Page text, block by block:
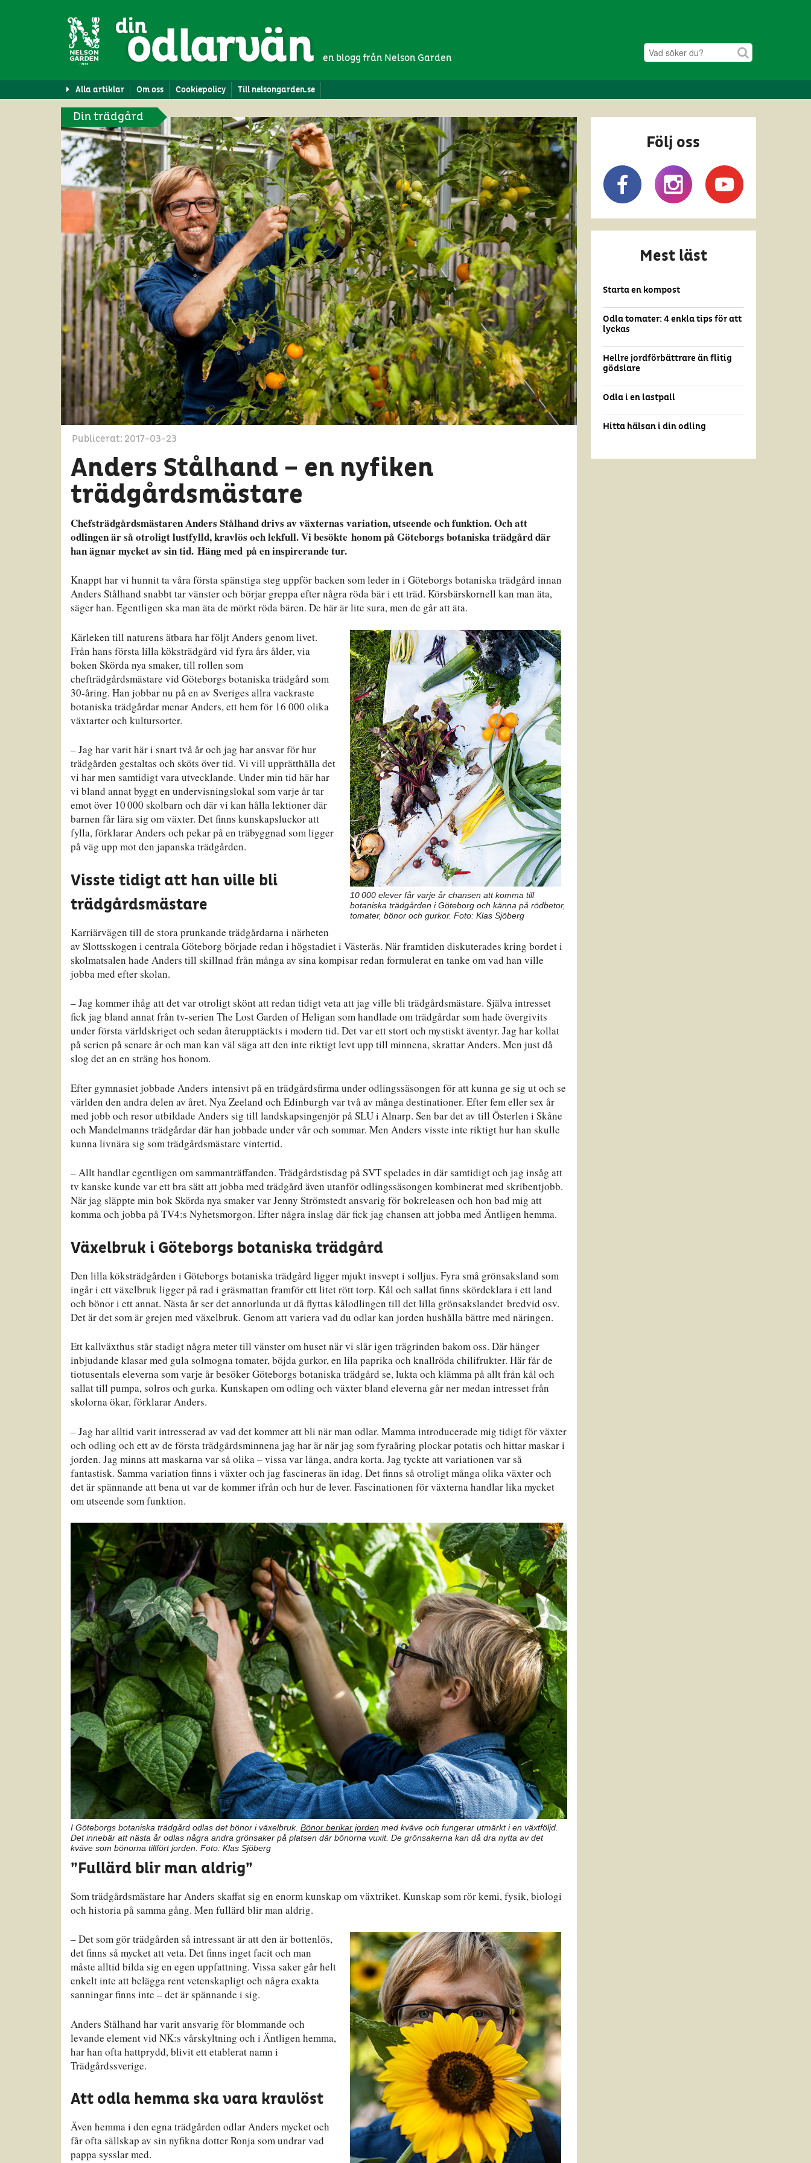
en blogg från Nelson Garden
Alla artiklar Om oss Cookiepolicy Till nelsongarden.se
Din trädgård
Publicerat: 2017-03-23
Anders Stålhand – en nyfiken
trädgårdsmästare
Chefsträdgårdsmästaren Anders Stålhand drivs av växternas variation, utseende och funktion. Och att
odlingen är så otroligt lustfylld, kravlös och lekfull. Vi besökte honom på Göteborgs botaniska trädgård där
han ägnar mycket av sin tid. Häng med på en inspirerande tur.
Knappt har vi hunnit ta våra första spänstiga steg uppför backen som leder in i Göteborgs botaniska trädgård innan
Anders Stålhand snabbt tar vänster och börjar greppa efter några röda bär i ett träd. Körsbärskornell kan man äta,
säger han. Egentligen ska man äta de mörkt röda bären. De här är lite sura, men de går att äta.
10 000 elever får varje år chansen att komma till
botaniska trädgården i Göteborg och känna på rödbetor,
tomater, bönor och gurkor. Foto: Klas Sjöberg
Kärleken till naturens ätbara har följt Anders genom livet.
Från hans första lilla köksträdgård vid fyra års ålder, via
boken Skörda nya smaker, till rollen som
chefträdgårdsmästare vid Göteborgs botaniska trädgård som
30-åring. Han jobbar nu på en av Sveriges allra vackraste
botaniska trädgårdar menar Anders, ett hem för 16 000 olika
växtarter och kultursorter.
– Jag har varit här i snart två år och jag har ansvar för hur
trädgården gestaltas och sköts över tid. Vi vill upprätthålla det
vi har men samtidigt vara utvecklande. Under min tid här har
vi bland annat byggt en undervisningslokal som varje år tar
emot över 10 000 skolbarn och där vi kan hålla lektioner där
barnen får lära sig om växter. Det finns kunskapsluckor att
fylla, förklarar Anders och pekar på en träbyggnad som ligger
på väg upp mot den japanska trädgården.
Visste tidigt att han ville bli
trädgårdsmästare
Karriärvägen till de stora prunkande trädgårdarna i närheten
av Slottsskogen i centrala Göteborg började redan i högstadiet i Västerås. När framtiden diskuterades kring bordet i
skolmatsalen hade Anders till skillnad från många av sina kompisar redan formulerat en tanke om vad han ville
jobba med efter skolan.
– Jag kommer ihåg att det var otroligt skönt att redan tidigt veta att jag ville bli trädgårdsmästare. Själva intresset
fick jag bland annat från tv-serien The Lost Garden of Heligan som handlade om trädgårdar som hade övergivits
under första världskriget och sedan återupptäckts i modern tid. Det var ett stort och mystiskt äventyr. Jag har kollat
på serien på senare år och man kan väl säga att den inte riktigt levt upp till minnena, skrattar Anders. Men just då
slog det an en sträng hos honom.
Efter gymnasiet jobbade Anders intensivt på en trädgårdsfirma under odlingssäsongen för att kunna ge sig ut och se
världen den andra delen av året. Nya Zeeland och Edinburgh var två av många destinationer. Efter fem eller sex år
med jobb och resor utbildade Anders sig till landskapsingenjör på SLU i Alnarp. Sen bar det av till Österlen i Skåne
och Mandelmanns trädgårdar där han jobbade under vår och sommar. Men Anders visste inte riktigt hur han skulle
kunna livnära sig som trädgårdsmästare vintertid.
– Allt handlar egentligen om sammanträffanden. Trädgårdstisdag på SVT spelades in där samtidigt och jag insåg att
tv kanske kunde var ett bra sätt att jobba med trädgård även utanför odlingssäsongen kombinerat med skribentjobb.
När jag släppte min bok Skörda nya smaker var Jenny Strömstedt ansvarig för bokreleasen och hon bad mig att
komma och jobba på TV4:s Nyhetsmorgon. Efter några inslag där fick jag chansen att jobba med Äntligen hemma.
Växelbruk i Göteborgs botaniska trädgård
Den lilla köksträdgården i Göteborgs botaniska trädgård ligger mjukt insvept i solljus. Fyra små grönsaksland som
ingår i ett växelbruk ligger på rad i gräsmattan framför ett litet rött torp. Kål och sallat finns skördeklara i ett land
och bönor i ett annat. Nästa år ser det annorlunda ut då flyttas kålodlingen till det lilla grönsakslandet bredvid osv.
Det är det som är grejen med växelbruk. Genom att variera vad du odlar kan jorden hushålla bättre med näringen.
Ett kallväxthus står stadigt några meter till vänster om huset när vi slår igen trägrinden bakom oss. Där hänger
inbjudande klasar med gula solmogna tomater, böjda gurkor, en lila paprika och knallröda chilifrukter. Här får de
tiotusentals eleverna som varje år besöker Göteborgs botaniska trädgård se, lukta och klämma på allt från kål och
sallat till pumpa, solros och gurka. Kunskapen om odling och växter bland eleverna går ner medan intresset från
skolorna ökar, förklarar Anders.
– Jag har alltid varit intresserad av vad det kommer att bli när man odlar. Mamma introducerade mig tidigt för växter
och odling och ett av de första trädgårdsminnena jag har är när jag som fyraåring plockar potatis och hittar maskar i
jorden. Jag minns att maskarna var så olika – vissa var långa, andra korta. Jag tyckte att variationen var så
fantastisk. Samma variation finns i växter och jag fascineras än idag. Det finns så otroligt många olika växter och
det är spännande att bena ut var de kommer ifrån och hur de lever. Fascinationen för växterna handlar lika mycket
om utseende som funktion.
I Göteborgs botaniska trädgård odlas det bönor i växelbruk. Bönor berikar jorden med kväve och fungerar utmärkt i en växtföljd.
Det innebär att nästa år odlas några andra grönsaker på platsen där bönorna vuxit. De grönsakerna kan då dra nytta av det
kväve som bönorna tillfört jorden. Foto: Klas Sjöberg
”Fullärd blir man aldrig”
Som trädgårdsmästare har Anders skaffat sig en enorm kunskap om växtriket. Kunskap som rör kemi, fysik, biologi
och historia på samma gång. Men fullärd blir man aldrig.
– Det som gör trädgården så intressant är att den är bottenlös,
det finns så mycket att veta. Det finns inget facit och man
måste alltid bilda sig en egen uppfattning. Vissa saker går helt
enkelt inte att belägga rent vetenskapligt och några exakta
sanningar finns inte – det är spännande i sig.
Anders Stålhand har varit ansvarig för blommande och
levande element vid NK:s vårskyltning och i Äntligen hemma,
har han ofta hattprydd, blivit ett etablerat namn i
Trädgårdssverige.
Att odla hemma ska vara kravlöst
Även hemma i den egna trädgården odlar Anders mycket och
får ofta sällskap av sin nyfikna dotter Ronja som undrar vad
pappa sysslar med.
Följ oss
Mest läst
Starta en kompost
Odla tomater: 4 enkla tips för att
lyckas
Hellre jordförbättrare än flitig
gödslare
Odla i en lastpall
Hitta hälsan i din odling